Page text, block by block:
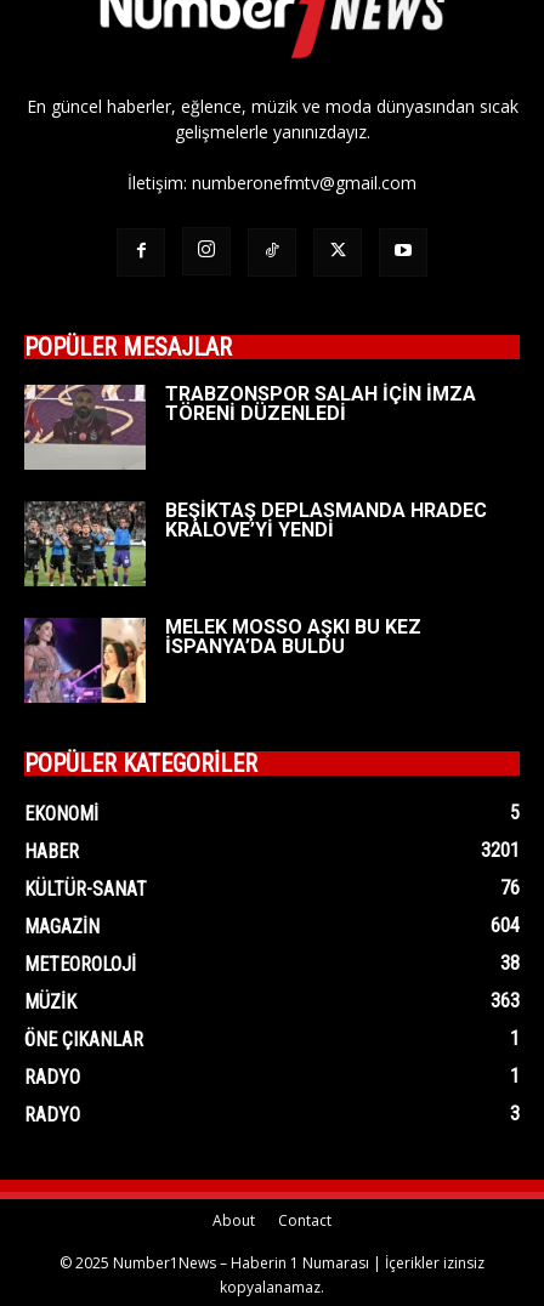
En güncel haberler, eğlence, müzik ve moda dünyasından sıcak
gelişmelerle yanınızdayız.
İletişim: numberonefmtv@gmail.com
POPÜLER MESAJLAR
TRABZONSPOR SALAH İÇİN İMZA
TÖRENİ DÜZENLEDİ
BEŞİKTAŞ DEPLASMANDA HRADEC
KRALOVE’Yİ YENDİ
MELEK MOSSO AŞKI BU KEZ
İSPANYA’DA BULDU
POPÜLER KATEGORİLER
EKONOMI
5
HABER
3201
KÜLTÜR-SANAT
76
MAGAZIN
604
METEOROLOJI
38
MÜZIK
363
ÖNE ÇIKANLAR
1
RADYO
1
RADYO
3
About Contact
© 2025 Number1News – Haberin 1 Numarası | İçerikler izinsiz
kopyalanamaz.